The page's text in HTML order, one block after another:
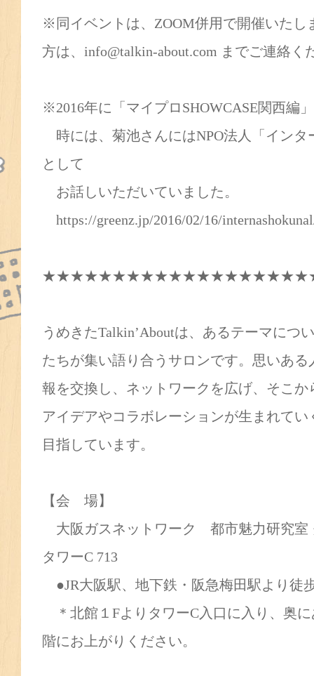
※同イベントは、ZOOM併用で開催いたし
方は、info@talkin-about.com までご連絡く
※2016年に「マイプロSHOWCASE関西編
時には、菊池さんにはNPO法人「インタ
として
お話しいただいていました。
https://greenz.jp/2016/02/16/
うめきたTalkin’Aboutは、あるテーマにつ
たちが集い語り合うサロンです。思いあ
報を交換し、ネットワークを広げ、そこ
アイデアやコラボレーションが生まれて
目指しています。
【会 場】
大阪ガスネットワーク 都市魅力研究室
タワーC 713
●JR大阪駅、地下鉄・阪急梅田駅より徒
＊北館１FよりタワーC入口に入り、奥
階にお上がりください。